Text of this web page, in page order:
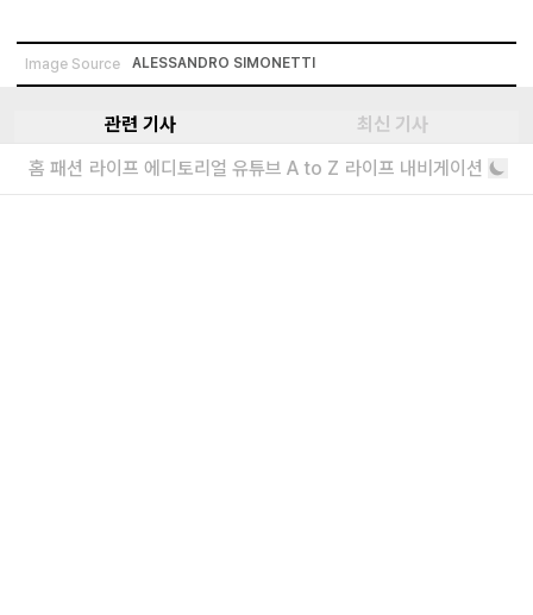
Image Source ALESSANDRO SIMONETTI
관련 기사 최신 기사
슈프림 x 넘버나인 x 미키마우스 협업 발
매
홈 패션 라이프 에디토리얼 유튜브 A to Z 라이프 내비게이션